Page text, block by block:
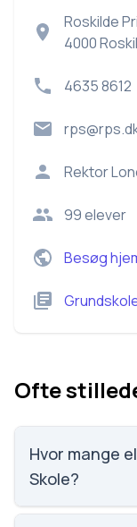
Roskilde
4000
4635 8612
Rektor
99elever
Besøg
Ofte
Hvor mange
Skole?
Roskilde